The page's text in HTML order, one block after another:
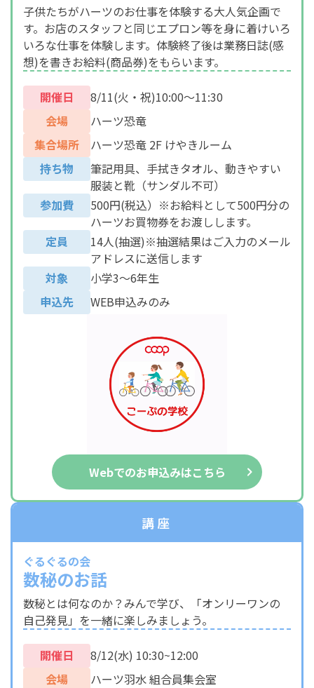
子供たちがハーツのお仕事を体験する大人気企画で
す。お店のスタッフと同じエプロン等を身に着けいろ
いろな仕事を体験します。体験終了後は業務日誌(感
想)を書きお給料(商品券)をもらいます。
開催日
8/11(火・祝)10:00～11:30
会場
ハーツ恐竜
集合場所
ハーツ恐竜 2F けやきルーム
持ち物
筆記用具、手拭きタオル、動きやすい
服装と靴（サンダル不可）
参加費
500円(税込）※お給料として500円分の
ハーツお買物券をお渡しします。
定員
14人(抽選)※抽選結果はご入力のメール
アドレスに送信します
対象
小学3～6年生
申込先
WEB申込みのみ
Webでのお申込みはこちら
講座
ぐるぐるの会
数秘のお話
数秘とは何なのか？みんで学び、「オンリーワンの
自己発見」を一緒に楽しみましょう。
開催日
8/12(水) 10:30~12:00
会場
ハーツ羽水 組合員集会室